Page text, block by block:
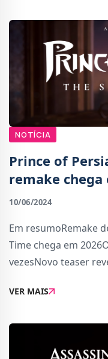
NOTÍCIA
Prince of
remake chega
10/06/2024
Em resumoRemake
Time chega em
vezesNovo teaser
Persia: The Sands of
VER MAIS